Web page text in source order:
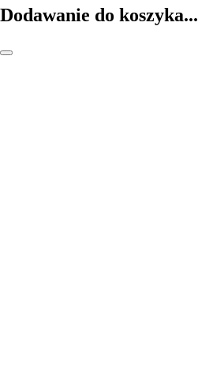
Dodawanie do koszyka...